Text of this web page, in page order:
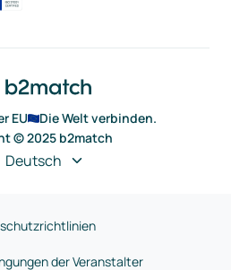
EU
Die Welt verbinden.
© 2025 b2match
Deutsch
der Veranstalter